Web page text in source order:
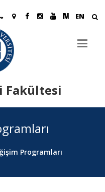
EN
Fakültesi
Programları